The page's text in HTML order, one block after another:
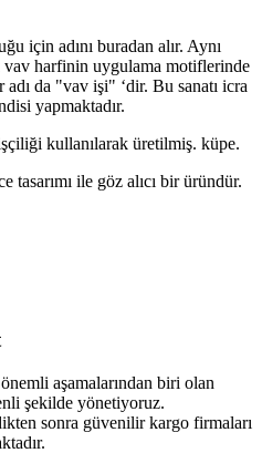
için adını buradan alır. Aynı
vav harfinin uygulama motiflerinde
adı da "vav işi" ‘dir. Bu sanatı icra
yapmaktadır.
kullanılarak üretilmiş. küpe.
tasarımı ile göz alıcı bir üründür.
aşamalarından biri olan
şekilde yönetiyoruz.
sonra güvenilir kargo firmaları